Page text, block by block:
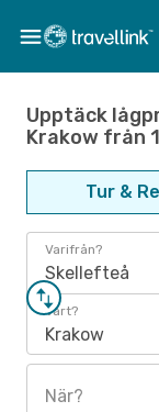
Upptäck
Krakow från
Tur &
Varifrån?
Skellefteå
Vart?
Krakow
När?